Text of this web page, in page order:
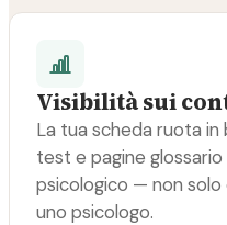
Visibilità sui
La tua scheda ruota in
test e pagine
psicologico — non
uno psicologo.